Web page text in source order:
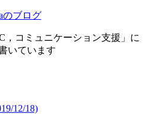
のブログ
，コミュニケーション支援」に
いています
12/18)